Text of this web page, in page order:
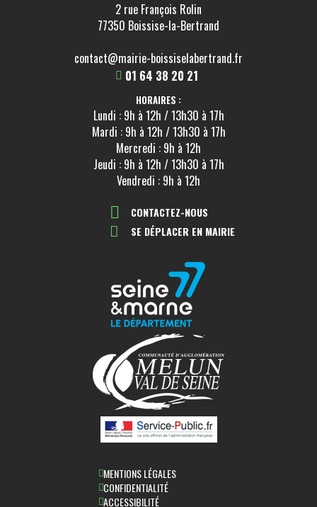
2 rue François Rolin
77350 Boissise-la-Bertrand
contact@mairie-boissiselabertrand.fr
01 64 38 20 21
HORAIRES :
Lundi : 9h à 12h / 13h30 à 17h
Mardi : 9h à 12h / 13h30 à 17h
Mercredi : 9h à 12h
Jeudi : 9h à 12h / 13h30 à 17h
Vendredi : 9h à 12h
CONTACTEZ-NOUS
SE DÉPLACER EN MAIRIE
MENTIONS LÉGALES
CONFIDENTIALITÉ
ACCESSIBILITÉ